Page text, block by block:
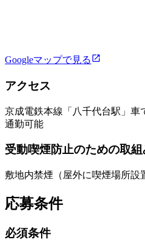
Googleマップで見る
アクセス
京成電鉄本線「八千代台駅」
通勤可能
受動喫煙防止のための取組
敷地内禁煙（屋外に喫煙場所設
応募条件
必須条件